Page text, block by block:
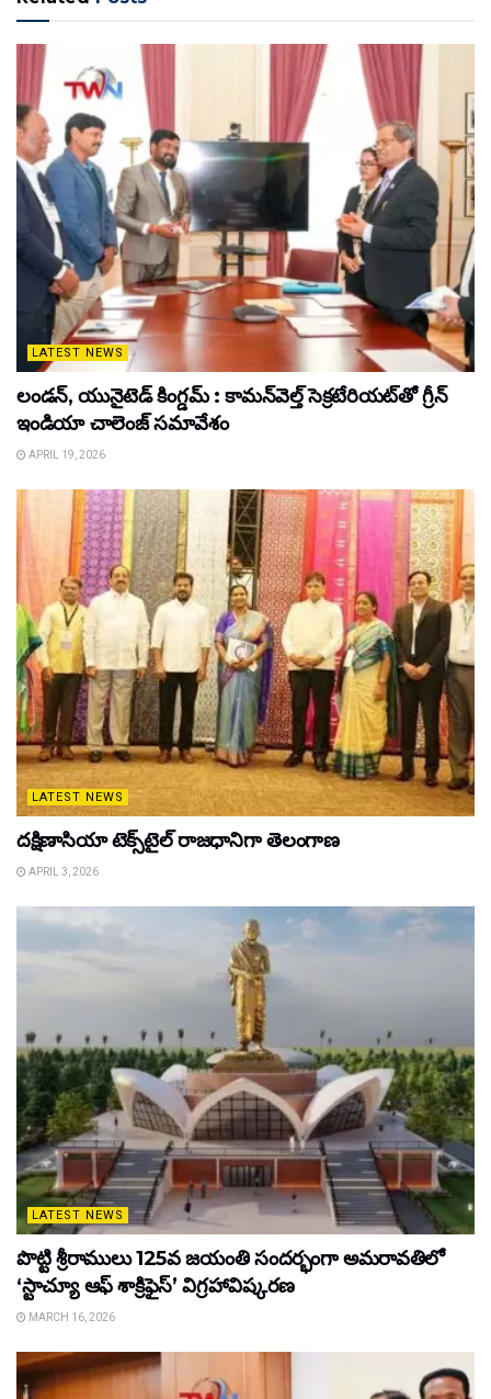
LATEST NEWS
లండన్, యునైటెడ్ కింగ్డమ్ : కామన్‌వెల్త్ సెక్రటేరియట్‌తో గ్రీన్
ఇండియా చాలెంజ్ సమావేశం
APRIL 19, 2026
LATEST NEWS
దక్షిణాసియా టెక్స్‌టైల్ రాజధానిగా తెలంగాణ
APRIL 3, 2026
LATEST NEWS
పొట్టి శ్రీరాములు 125వ జయంతి సందర్భంగా అమరావతిలో
‘స్టాచ్యూ ఆఫ్ శాక్రిఫైస్’ విగ్రహావిష్కరణ
MARCH 16, 2026